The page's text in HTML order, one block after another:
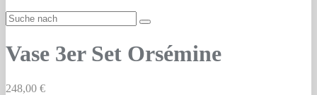
Vase 3er Set Orsémine
248,00 €